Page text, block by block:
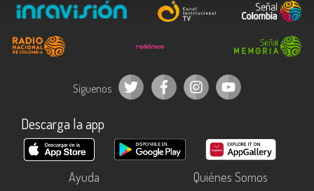
Síguenos
Descarga la app
Ayuda
Quiénes Somos